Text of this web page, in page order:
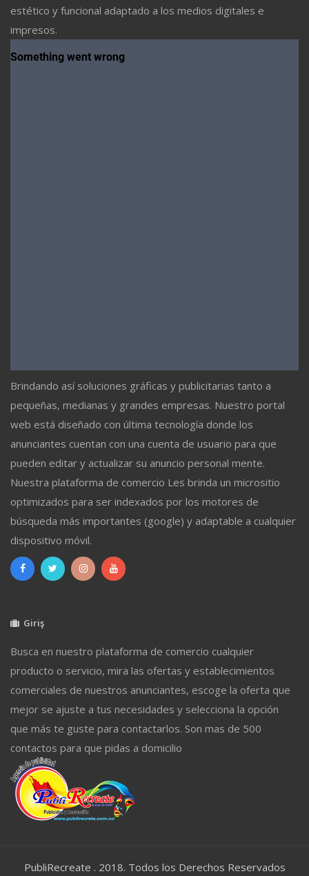
estético y funcional adaptado a los medios digitales e
impresos.
Brindando así soluciones gráficas y publicitarias tanto a
pequeñas, medianas y grandes empresas. Nuestro portal
web está diseñado con última tecnología donde los
anunciantes cuentan con una cuenta de usuario para que
pueden editar y actualizar su anuncio personal mente.
Nuestra plataforma de comercio Les brinda un micrositio
optimizados para ser indexados por los motores de
búsqueda más importantes (google) y adaptable a cualquier
dispositivo móvil.
Giriş
Busca en nuestro plataforma de comercio cualquier
producto o servicio, mira las ofertas y establecimientos
comerciales de nuestros anunciantes, escoge la oferta que
mejor se ajuste a tus necesidades y selecciona la opción
que más te guste para contactarlos. Son mas de 500
contactos para que pidas a domicilio
PubliRecreate . 2018. Todos los Derechos Reservados